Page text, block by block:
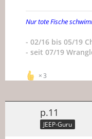
Nur tote Fische
- 02/16 bis 05/19
- seit 07/19
3
p.11
JEEP-Guru